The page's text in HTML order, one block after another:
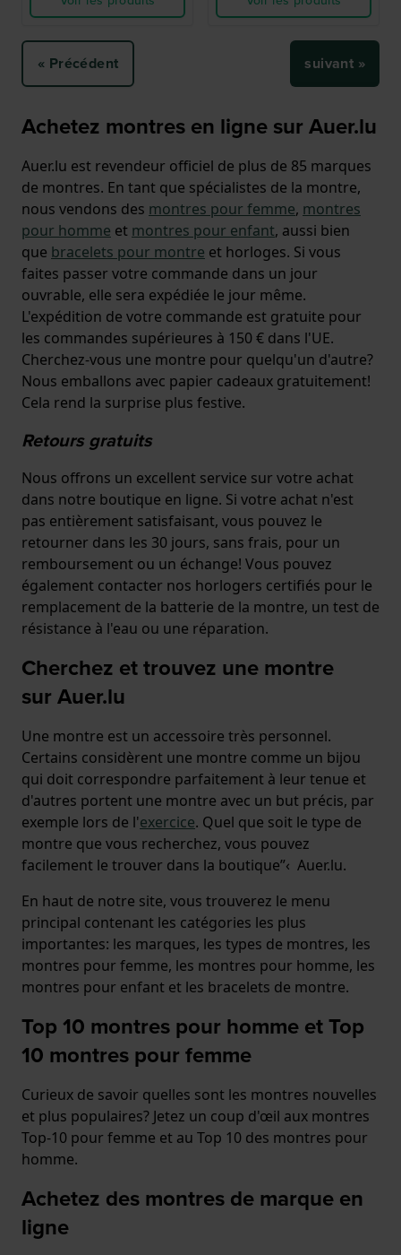
« Précédent suivant »
Achetez montres en ligne sur Auer.lu
Auer.lu est revendeur officiel de plus de 85 marques
de montres. En tant que spécialistes de la montre,
nous vendons des montres pour femme, montres
pour homme et montres pour enfant, aussi bien
que bracelets pour montre et horloges. Si vous
faites passer votre commande dans un jour
ouvrable, elle sera expédiée le jour même.
L'expédition de votre commande est gratuite pour
les commandes supérieures à 150 € dans l'UE.
Cherchez-vous une montre pour quelqu'un d'autre?
Nous emballons avec papier cadeaux gratuitement!
Cela rend la surprise plus festive.
Retours gratuits
Nous offrons un excellent service sur votre achat
dans notre boutique en ligne. Si votre achat n'est
pas entièrement satisfaisant, vous pouvez le
retourner dans les 30 jours, sans frais, pour un
remboursement ou un échange! Vous pouvez
également contacter nos horlogers certifiés pour le
remplacement de la batterie de la montre, un test de
résistance à l'eau ou une réparation.
Cherchez et trouvez une montre
sur Auer.lu
Une montre est un accessoire très personnel.
Certains considèrent une montre comme un bijou
qui doit correspondre parfaitement à leur tenue et
d'autres portent une montre avec un but précis, par
exemple lors de l'exercice. Quel que soit le type de
montre que vous recherchez, vous pouvez
facilement le trouver dans la boutique”‹ Auer.lu.
En haut de notre site, vous trouverez le menu
principal contenant les catégories les plus
importantes: les marques, les types de montres, les
montres pour femme, les montres pour homme, les
montres pour enfant et les bracelets de montre.
Top 10 montres pour homme et Top
10 montres pour femme
Curieux de savoir quelles sont les montres nouvelles
et plus populaires? Jetez un coup d'œil aux montres
Top-10 pour femme et au Top 10 des montres pour
homme.
Achetez des montres de marque en
ligne